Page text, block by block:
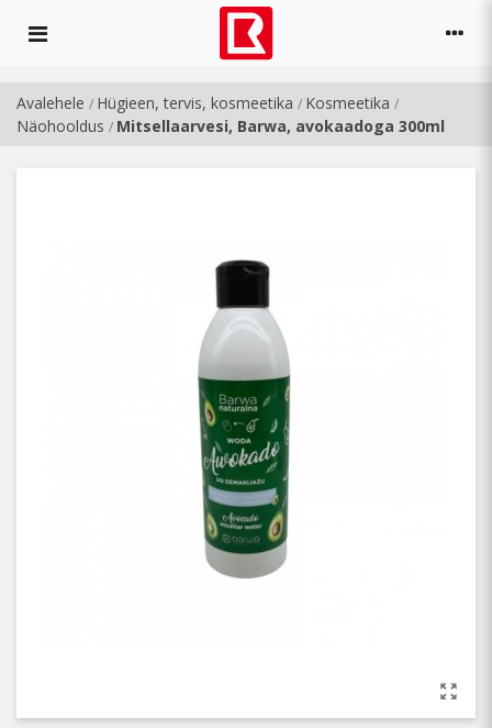
Avalehele / Hügieen, tervis, kosmeetika / Kosmeetika /
Näohooldus / Mitsellaarvesi, Barwa, avokaadoga 300ml